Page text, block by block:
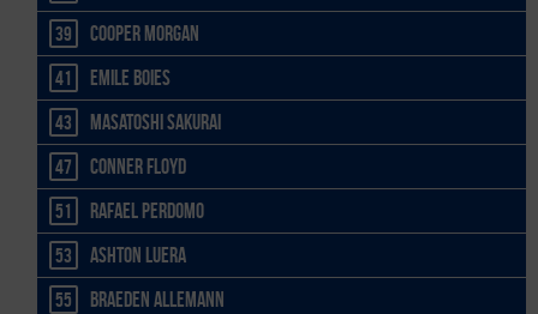
39 Cooper Morgan
41 Emile Boies
43 Masatoshi Sakurai
47 Conner Floyd
51 Rafael Perdomo
53 Ashton Luera
55 Braeden Allemann